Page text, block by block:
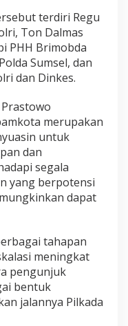
terdiri Regu
Ton Dalmas
PHH Brimobda
Sumsel, dan
dan Dinkes.
merupakan
untuk
dan
segala
yang berpotensi
dapat
tahapan
meningkat
pengunjuk
bentuk
jalannya Pilkada